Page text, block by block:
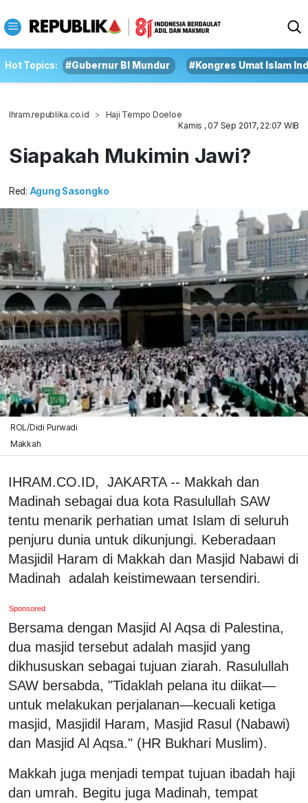
Hot Topics: #Gubernur BI Mundur #Kongres Umat Islam
Ihram.republika.co.id
Haji Tempo Doeloe
Kamis , 07 Sep 2017, 22:07 WIB
Siapakah Mukimin Jawi?
Red: Agung Sasongko
ROL/Didi Purwadi
Makkah
IHRAM.CO.ID, JAKARTA -- Makkah dan
Madinah sebagai dua kota Rasulullah SAW
tentu menarik perhatian umat Islam di seluruh
penjuru dunia untuk dikunjungi. Keberadaan
Masjidil Haram di Makkah dan Masjid Nabawi di
Madinah adalah keistimewaan tersendiri.
Sponsored
Bersama dengan Masjid Al Aqsa di Palestina,
dua masjid tersebut adalah masjid yang
dikhususkan sebagai tujuan ziarah. Rasulullah
SAW bersabda, "Tidaklah pelana itu diikat—
untuk melakukan perjalanan—kecuali ketiga
masjid, Masjidil Haram, Masjid Rasul (Nabawi)
dan Masjid Al Aqsa." (HR Bukhari Muslim).
Makkah juga menjadi tempat tujuan ibadah haji
dan umrah. Begitu juga Madinah, tempat